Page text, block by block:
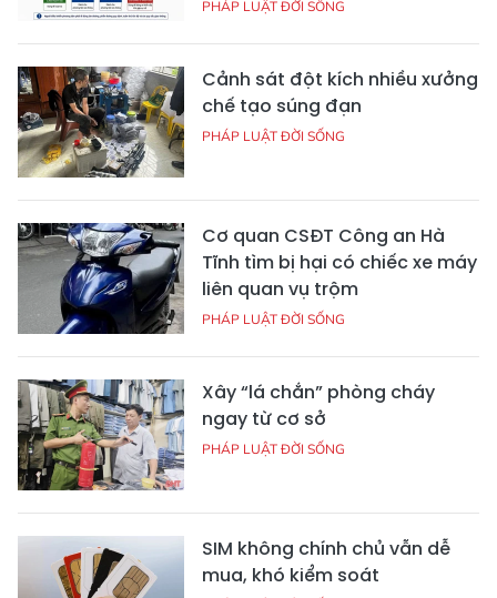
PHÁP LUẬT ĐỜI SỐNG
Cảnh sát đột kích nhiều xưởng
chế tạo súng đạn
PHÁP LUẬT ĐỜI SỐNG
Cơ quan CSĐT Công an Hà
Tĩnh tìm bị hại có chiếc xe máy
liên quan vụ trộm
PHÁP LUẬT ĐỜI SỐNG
Xây “lá chắn” phòng cháy
ngay từ cơ sở
PHÁP LUẬT ĐỜI SỐNG
SIM không chính chủ vẫn dễ
mua, khó kiểm soát